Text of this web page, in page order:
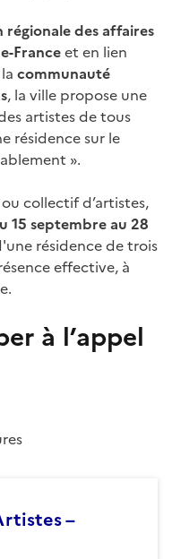
des affaires
Franceet en lien
communauté
, la ville propose une
artistes de tous
résidence sur le
».
collectif d’artistes,
15 septembre au 28
résidence de trois
effective, à
à l’appel
–